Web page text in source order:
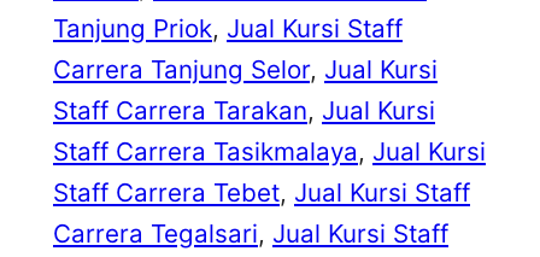
Tanjung Priok, Jual Kursi Staff
Carrera Tanjung Selor, Jual Kursi
Staff Carrera Tarakan, Jual Kursi
Staff Carrera Tasikmalaya, Jual Kursi
Staff Carrera Tebet, Jual Kursi Staff
Carrera Tegalsari, Jual Kursi Staff